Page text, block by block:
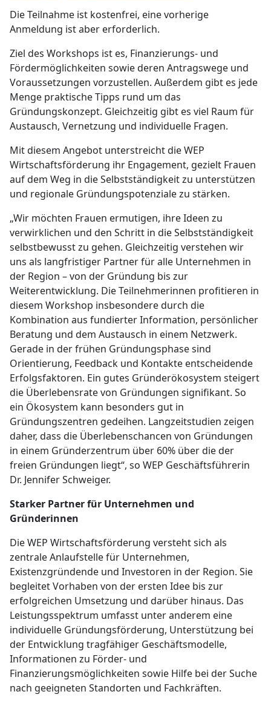
Die Teilnahme ist kostenfrei, eine vorherige
Anmeldung ist aber erforderlich.
Ziel des Workshops ist es, Finanzierungs- und
Fördermöglichkeiten sowie deren Antragswege und
Voraussetzungen vorzustellen. Außerdem gibt es jede
Menge praktische Tipps rund um das
Gründungskonzept. Gleichzeitig gibt es viel Raum für
Austausch, Vernetzung und individuelle Fragen.
Mit diesem Angebot unterstreicht die WEP
Wirtschaftsförderung ihr Engagement, gezielt Frauen
auf dem Weg in die Selbstständigkeit zu unterstützen
und regionale Gründungspotenziale zu stärken.
„Wir möchten Frauen ermutigen, ihre Ideen zu
verwirklichen und den Schritt in die Selbstständigkeit
selbstbewusst zu gehen. Gleichzeitig verstehen wir
uns als langfristiger Partner für alle Unternehmen in
der Region – von der Gründung bis zur
Weiterentwicklung. Die Teilnehmerinnen profitieren in
diesem Workshop insbesondere durch die
Kombination aus fundierter Information, persönlicher
Beratung und dem Austausch in einem Netzwerk.
Gerade in der frühen Gründungsphase sind
Orientierung, Feedback und Kontakte entscheidende
Erfolgsfaktoren. Ein gutes Gründerökosystem steigert
die Überlebensrate von Gründungen signifikant. So
ein Ökosystem kann besonders gut in
Gründungszentren gedeihen. Langzeitstudien zeigen
daher, dass die Überlebenschancen von Gründungen
in einem Gründerzentrum über 60% über die der
freien Gründungen liegt“, so WEP Geschäftsführerin
Dr. Jennifer Schweiger.
Starker Partner für Unternehmen und
Gründerinnen
Die WEP Wirtschaftsförderung versteht sich als
zentrale Anlaufstelle für Unternehmen,
Existenzgründende und Investoren in der Region. Sie
begleitet Vorhaben von der ersten Idee bis zur
erfolgreichen Umsetzung und darüber hinaus. Das
Leistungsspektrum umfasst unter anderem eine
individuelle Gründungsförderung, Unterstützung bei
der Entwicklung tragfähiger Geschäftsmodelle,
Informationen zu Förder- und
Finanzierungsmöglichkeiten sowie Hilfe bei der Suche
nach geeigneten Standorten und Fachkräften.